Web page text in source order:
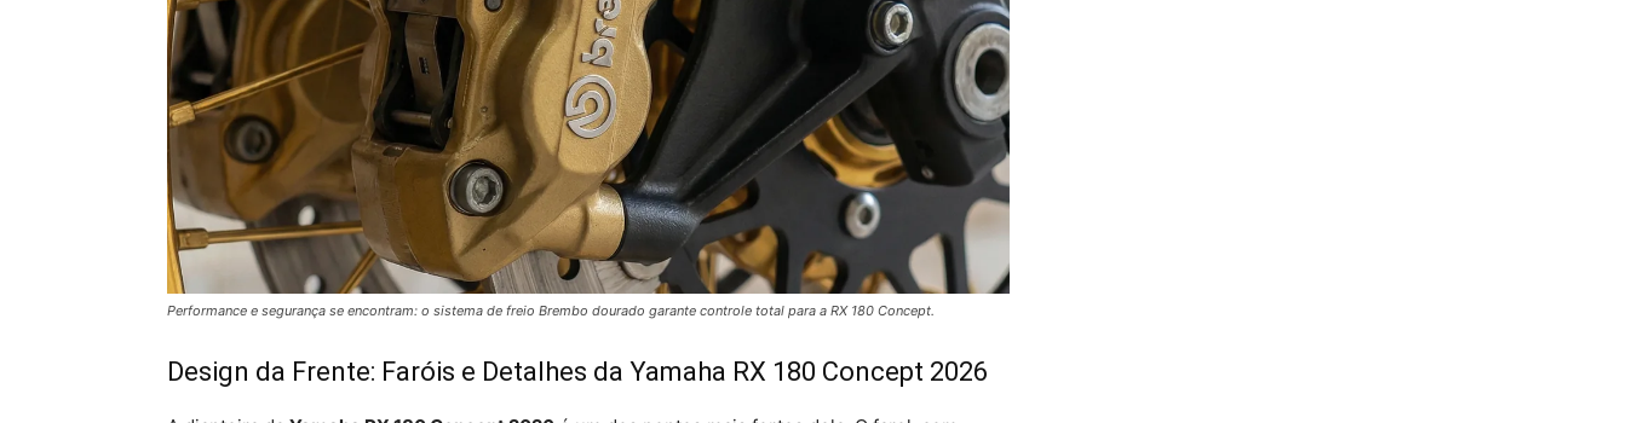
Performance e segurança se encontram: o sistema de freio Brembo dourado garante controle total para a RX 180 Concept.
Design da Frente: Faróis e Detalhes da Yamaha RX 180 Concept 2026